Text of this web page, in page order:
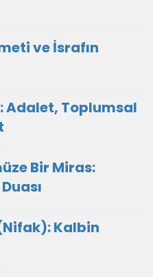
ve İsrafın
Adalet, Toplumsal
Bir Miras:
Kalbin